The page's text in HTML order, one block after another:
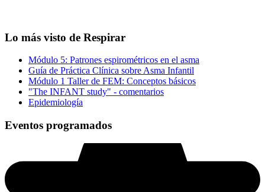
Lo más visto de Respirar
Módulo 5: Patrones espirométricos en el asma
Guía de Práctica Clínica sobre Asma Infantil
Módulo 1 Taller de FEM: Conceptos básicos
"The INFANT study" - comentarios
Epidemiología
Eventos programados